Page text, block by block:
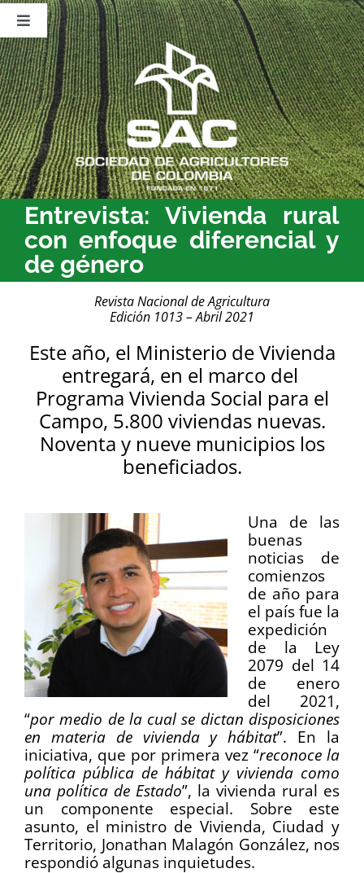
Saltar
contenido
Toggle
Navigation
Nosotros
Publicaciones
Sala de Prensa
Eventos
Entrevista: Vivienda rural
con enfoque diferencial y
de género
Revista Nacional de Agricultura
Edición 1013 – Abril 2021
Este año, el Ministerio de Vivienda
entregará, en el marco del
Programa Vivienda Social para el
Campo, 5.800 viviendas nuevas.
Noventa y nueve municipios los
beneficiados.
Una de las
buenas
noticias de
comienzos
de año para
el país fue la
expedición
de la Ley
2079 del 14
de enero
del 2021,
“por medio de la cual se dictan disposiciones
en materia de vivienda y hábitat”. En la
iniciativa, que por primera vez “reconoce la
política pública de hábitat y vivienda como
una política de Estado”, la vivienda rural es
un componente especial. Sobre este
asunto, el ministro de Vivienda, Ciudad y
Territorio, Jonathan Malagón González, nos
respondió algunas inquietudes.